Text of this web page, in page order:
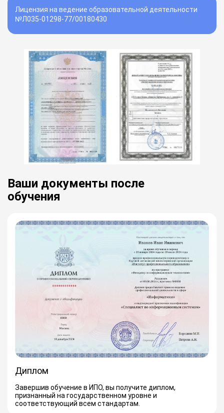
Лицензия на ведение образовательной деятельности
№Л035-01298-77/00180430
Ваши документы после
обучения
Диплом
Завершив обучение в ИПО, вы получите диплом,
признанный на государственном уровне и
соответствующий всем стандартам.